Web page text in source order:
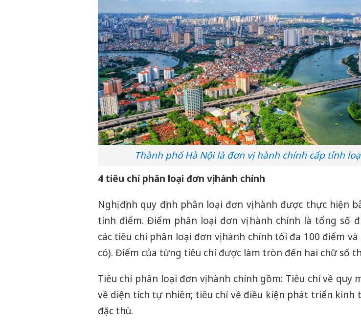
Thành phố Hà Nội là đơn vị hành chính cấp tỉnh
4 tiêu chí phân loại đơn vị hành chính
Nghị định quy định phân loại đơn vị hành được thực hiện
tính điểm. Điểm phân loại đơn vị hành chính là tổng số
các tiêu chí phân loại đơn vị hành chính tối đa 100 điểm
có). Điểm của từng tiêu chí được làm tròn đến hai chữ số
Tiêu chí phân loại đơn vị hành chính gồm: Tiêu chí về quy
về diện tích tự nhiên; tiêu chí về điều kiện phát triển kinh
đặc thù.